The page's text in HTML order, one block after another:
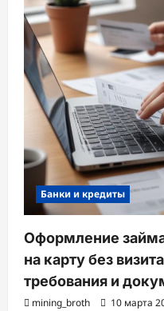
Банки и кредиты
Оформление
на карту без
требования и
mining_broth 10 марта